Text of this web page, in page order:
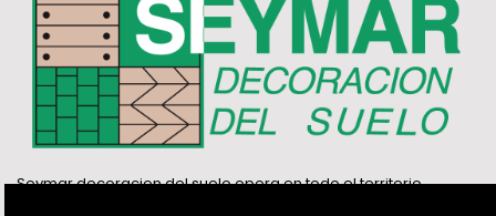
Seymar decoracion del suelo opera en todo el territorio